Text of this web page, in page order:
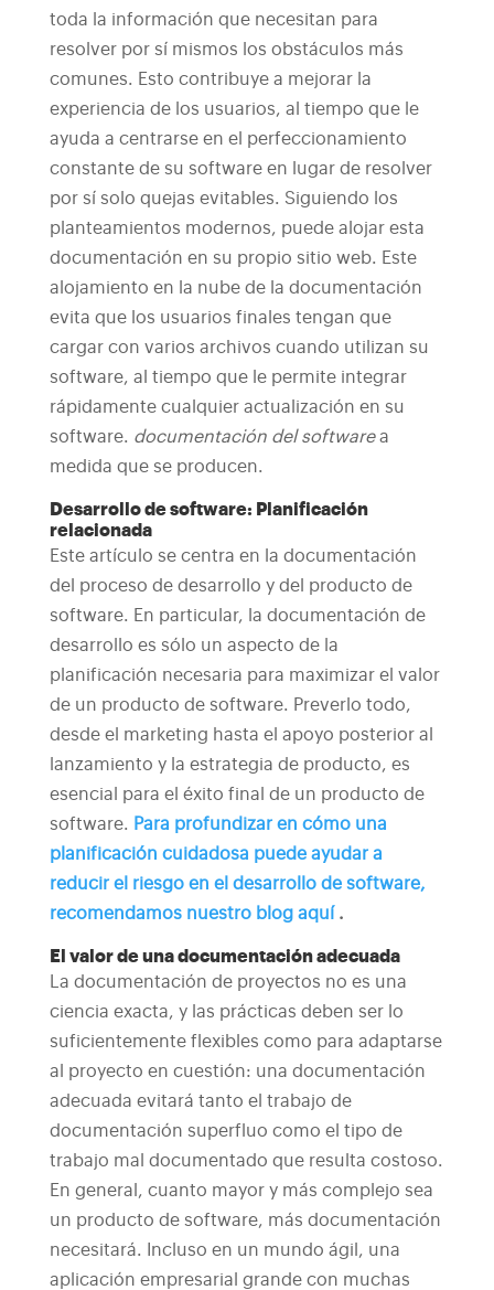
toda la información que necesitan para
resolver por sí mismos los obstáculos más
comunes. Esto contribuye a mejorar la
experiencia de los usuarios, al tiempo que le
ayuda a centrarse en el perfeccionamiento
constante de su software en lugar de resolver
por sí solo quejas evitables. Siguiendo los
planteamientos modernos, puede alojar esta
documentación en su propio sitio web. Este
alojamiento en la nube de la documentación
evita que los usuarios finales tengan que
cargar con varios archivos cuando utilizan su
software, al tiempo que le permite integrar
rápidamente cualquier actualización en su
software. documentación del software a
medida que se producen.
Desarrollo de software: Planificación
relacionada
Este artículo se centra en la documentación
del proceso de desarrollo y del producto de
software. En particular, la documentación de
desarrollo es sólo un aspecto de la
planificación necesaria para maximizar el valor
de un producto de software. Preverlo todo,
desde el marketing hasta el apoyo posterior al
lanzamiento y la estrategia de producto, es
esencial para el éxito final de un producto de
software. Para profundizar en cómo una
planificación cuidadosa puede ayudar a
reducir el riesgo en el desarrollo de software,
recomendamos nuestro blog aquí .
El valor de una documentación adecuada
La documentación de proyectos no es una
ciencia exacta, y las prácticas deben ser lo
suficientemente flexibles como para adaptarse
al proyecto en cuestión: una documentación
adecuada evitará tanto el trabajo de
documentación superfluo como el tipo de
trabajo mal documentado que resulta costoso.
En general, cuanto mayor y más complejo sea
un producto de software, más documentación
necesitará. Incluso en un mundo ágil, una
aplicación empresarial grande con muchas